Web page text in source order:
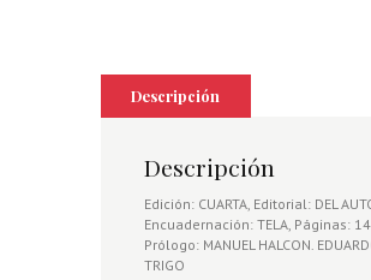
Descripción
Descripción
Edición: CUARTA, Editorial: DEL
Encuadernación: TELA, Páginas:
Prólogo: MANUEL HALCON.
TRIGO